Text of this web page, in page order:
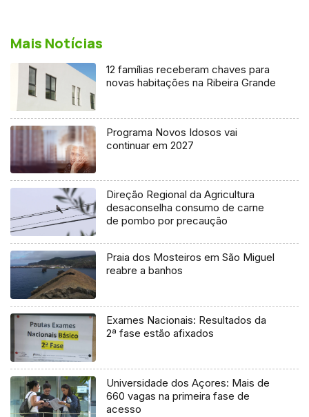
Mais Notícias
12 famílias receberam chaves para
novas habitações na Ribeira Grande
Programa Novos Idosos vai
continuar em 2027
Direção Regional da Agricultura
desaconselha consumo de carne
de pombo por precaução
Praia dos Mosteiros em São Miguel
reabre a banhos
Exames Nacionais: Resultados da
2ª fase estão afixados
Universidade dos Açores: Mais de
660 vagas na primeira fase de
acesso